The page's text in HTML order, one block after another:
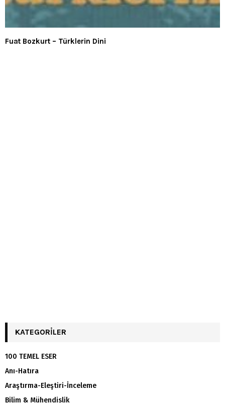
Fuat Bozkurt – Türklerin Dini
KATEGORILER
100 TEMEL ESER
Anı-Hatıra
Araştırma-Eleştiri-İnceleme
Bilim & Mühendislik